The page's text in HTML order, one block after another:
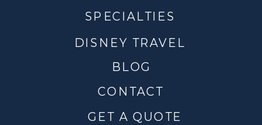
CONTACT
DISNEY TRAVEL
BLOG
SPECIALTIES
GET A QUOTE